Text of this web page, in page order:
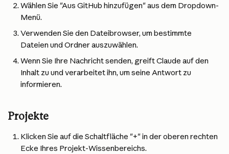
Wählen Sie "Aus GitHub hinzufügen" aus dem Dropdown-
Menü.
Verwenden Sie den Dateibrowser, um bestimmte
Dateien und Ordner auszuwählen.
Wenn Sie Ihre Nachricht senden, greift Claude auf den
Inhalt zu und verarbeitet ihn, um seine Antwort zu
informieren.
Projekte
Klicken Sie auf die Schaltfläche "+" in der oberen rechten
Ecke Ihres Projekt-Wissenbereichs.